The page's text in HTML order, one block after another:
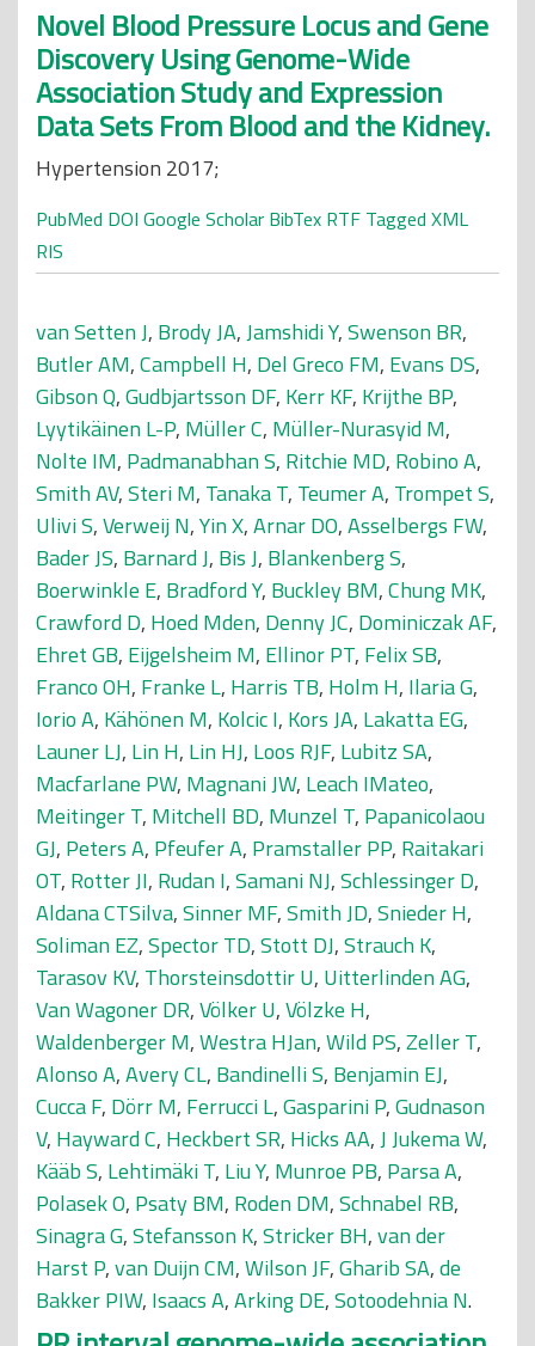
Novel Blood Pressure Locus and Gene
Discovery Using Genome-Wide
Association Study and Expression
Data Sets From Blood and the Kidney.
Hypertension 2017;
PubMed DOI Google Scholar BibTex RTF Tagged XML
RIS
van Setten J, Brody JA,Jamshidi Y,Swenson BR,
Butler AM,Campbell H, Del Greco FM, Evans DS,
Gibson Q,Gudbjartsson DF, Kerr KF, Krijthe BP,
Lyytikäinen L-P, Müller C, Müller-Nurasyid M,
Nolte IM, Padmanabhan S, Ritchie MD, Robino A,
Smith AV,Steri M, Tanaka T, Teumer A, Trompet S,
Ulivi S,Verweij N,Yin X,Arnar DO,Asselbergs FW,
Bader JS, Barnard J, Bis J, Blankenberg S,
Boerwinkle E, Bradford Y, Buckley BM,Chung MK,
Crawford D, Hoed Mden, Denny JC, Dominiczak AF,
Ehret GB, Eijgelsheim M, Ellinor PT, Felix SB,
Franco OH, Franke L, Harris TB, Holm H, Ilaria G,
Iorio A, Kähönen M, Kolcic I, Kors JA, Lakatta EG,
Launer LJ, Lin H, Lin HJ, Loos RJF, Lubitz SA,
Macfarlane PW, Magnani JW, Leach IMateo,
Meitinger T, Mitchell BD, Munzel T, Papanicolaou
GJ, Peters A, Pfeufer A, Pramstaller PP, Raitakari
OT, Rotter JI, Rudan I,Samani NJ,Schlessinger D,
Aldana CTSilva,Sinner MF,Smith JD,Snieder H,
Soliman EZ,Spector TD,Stott DJ,Strauch K,
Tarasov KV, Thorsteinsdottir U, Uitterlinden AG,
Van Wagoner DR,Völker U,Völzke H,
Waldenberger M,Westra HJan,Wild PS,Zeller T,
Alonso A,Avery CL, Bandinelli S, Benjamin EJ,
Cucca F, Dörr M, Ferrucci L,Gasparini P,Gudnason
V, Hayward C, Heckbert SR, Hicks AA,J Jukema W,
Kääb S, Lehtimäki T, Liu Y, Munroe PB, Parsa A,
Polasek O, Psaty BM, Roden DM,Schnabel RB,
Sinagra G,Stefansson K,Stricker BH,van der
Harst P,van Duijn CM,Wilson JF,Gharib SA,de
Bakker PIW, Isaacs A,Arking DE,Sotoodehnia N.